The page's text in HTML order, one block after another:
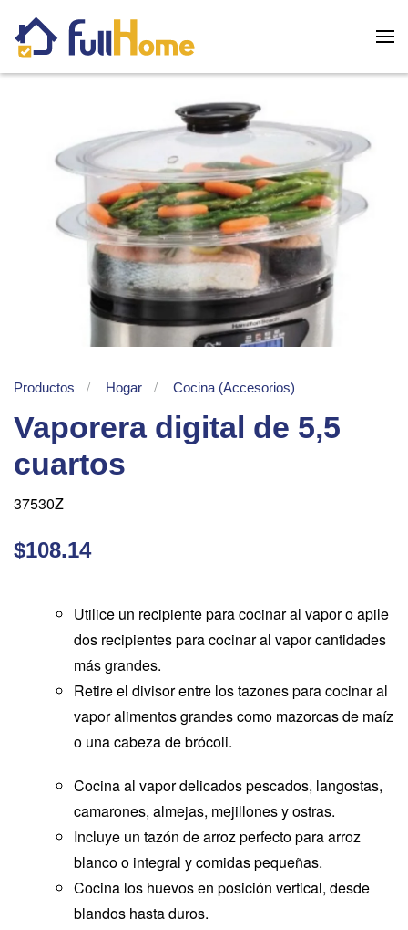
Skip to main content
Productos Hogar Cocina (Accesorios)
Vaporera digital de 5,5
cuartos
37530Z
$108.14
Utilice un recipiente para cocinar al vapor o apile
dos recipientes para cocinar al vapor cantidades
más grandes.
Retire el divisor entre los tazones para cocinar al
vapor alimentos grandes como mazorcas de maíz
o una cabeza de brócoli.
Cocina al vapor delicados pescados, langostas,
camarones, almejas, mejillones y ostras.
Incluye un tazón de arroz perfecto para arroz
blanco o integral y comidas pequeñas.
Cocina los huevos en posición vertical, desde
blandos hasta duros.